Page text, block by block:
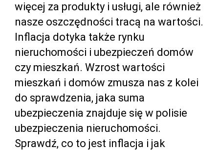
więcej za produkty i usługi, ale również
nasze oszczędności tracą na wartości.
Inflacja dotyka także rynku
nieruchomości i ubezpieczeń domów
czy mieszkań. Wzrost wartości
mieszkań i domów zmusza nas z kolei
do sprawdzenia, jaka suma
ubezpieczenia znajduje się w polisie
ubezpieczenia nieruchomości.
Sprawdź, co to jest inflacja i jak